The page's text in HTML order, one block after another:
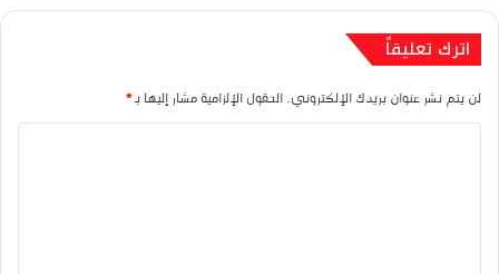
اترك تعليقاً
لن يتم نشر عنوان بريدك الإلكتروني. الحقول الإلزامية مشار إليها بـ*